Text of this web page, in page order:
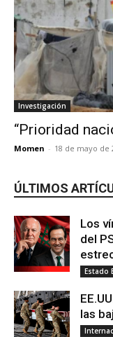
Investigación
“Prioridad
Momen - 18 de mayo de
ÚLTIMOS
Los
del
Estado
las